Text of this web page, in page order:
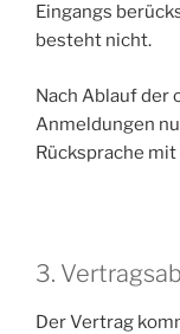
Eingangs
besteht nicht.
Nach Ablauf der
Anmeldungen
Rücksprache
3.
Der Vertrag